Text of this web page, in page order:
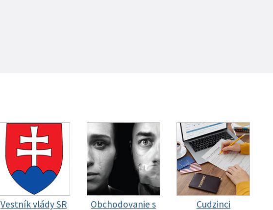
Vestník vlády SR
Obchodovanie s
Cudzinci